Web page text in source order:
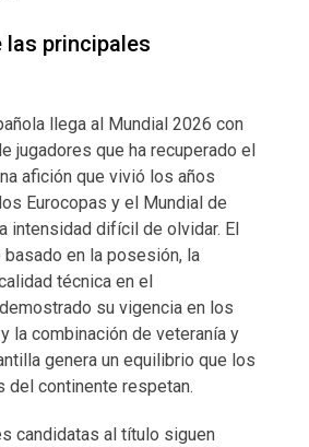
las principales
llega al Mundial 2026 con
jugadores que ha recuperado el
afición que vivió los años
Eurocopas y el Mundial de
intensidad difícil de olvidar. El
en la posesión, la
técnica en el
su vigencia en los
la combinación de veteranía y
genera un equilibrio que los
del continente respetan.
candidatas al título siguen